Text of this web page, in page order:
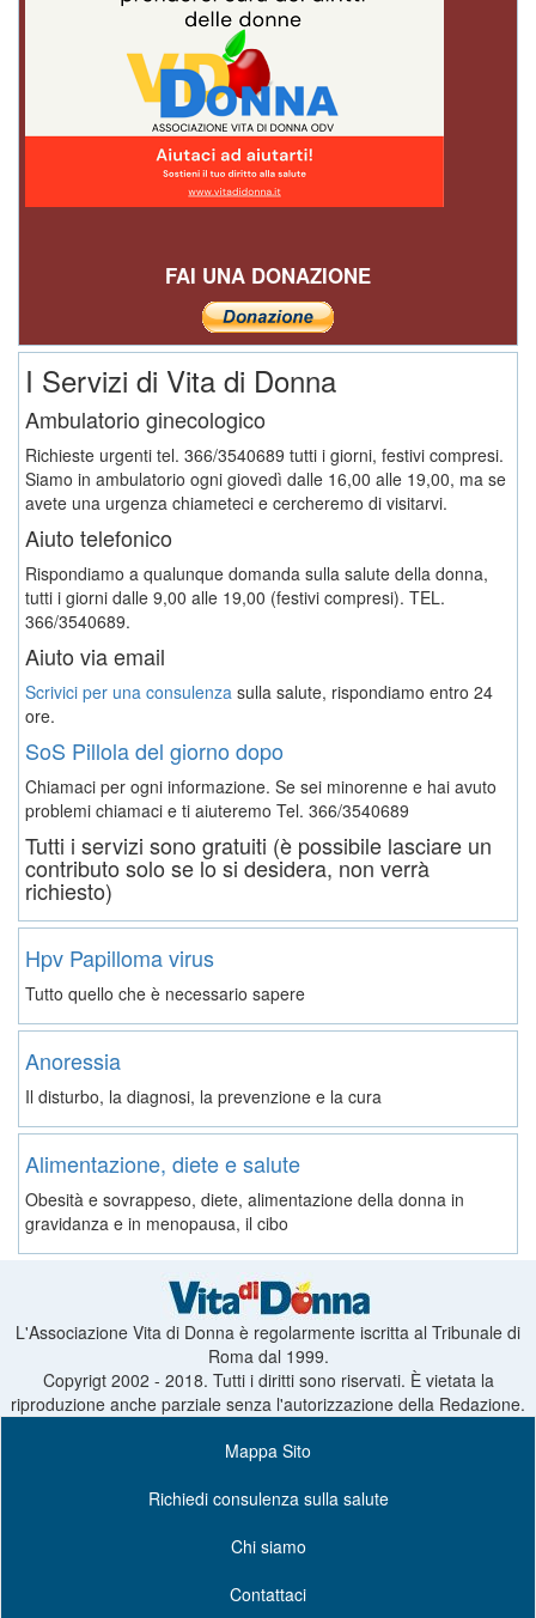
FAI UNA DONAZIONE
I Servizi di Vita di Donna
Ambulatorio ginecologico
Richieste urgenti tel. 366/3540689 tutti i giorni, festivi compresi.
Siamo in ambulatorio ogni giovedì dalle 16,00 alle 19,00, ma se
avete una urgenza chiameteci e cercheremo di visitarvi.
Aiuto telefonico
Rispondiamo a qualunque domanda sulla salute della donna,
tutti i giorni dalle 9,00 alle 19,00 (festivi compresi). TEL.
366/3540689.
Aiuto via email
Scrivici per una consulenza sulla salute, rispondiamo entro 24
ore.
SoS Pillola del giorno dopo
Chiamaci per ogni informazione. Se sei minorenne e hai avuto
problemi chiamaci e ti aiuteremo Tel. 366/3540689
Tutti i servizi sono gratuiti (è possibile lasciare un
contributo solo se lo si desidera, non verrà
richiesto)
Hpv Papilloma virus
Tutto quello che è necessario sapere
Anoressia
Il disturbo, la diagnosi, la prevenzione e la cura
Alimentazione, diete e salute
Obesità e sovrappeso, diete, alimentazione della donna in
gravidanza e in menopausa, il cibo
L'Associazione Vita di Donna è regolarmente iscritta al Tribunale di
Roma dal 1999.
Copyrigt 2002 - 2018. Tutti i diritti sono riservati. È vietata la
riproduzione anche parziale senza l'autorizzazione della Redazione.
Mappa Sito
Richiedi consulenza sulla salute
Chi siamo
Contattaci